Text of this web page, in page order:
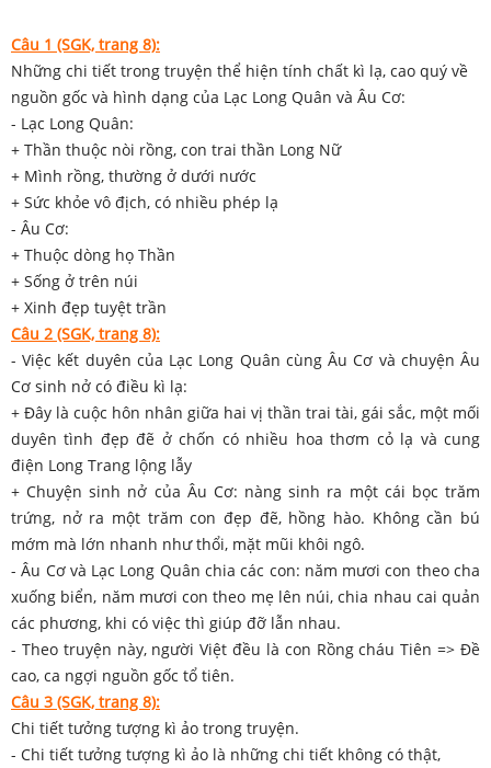
Câu 1 (SGK, trang 8):
Những chi tiết trong truyện thể hiện tính chất kì lạ, cao quý về
nguồn gốc và hình dạng của Lạc Long Quân và Âu Cơ:
- Lạc Long Quân:
+ Thần thuộc nòi rồng, con trai thần Long Nữ
+ Mình rồng, thường ở dưới nước
+ Sức khỏe vô địch, có nhiều phép lạ
- Âu Cơ:
+ Thuộc dòng họ Thần
+ Sống ở trên núi
+ Xinh đẹp tuyệt trần
Câu 2 (SGK, trang 8):
- Việc kết duyên của Lạc Long Quân cùng Âu Cơ và chuyện Âu
Cơ sinh nở có điều kì lạ:
+ Đây là cuộc hôn nhân giữa hai vị thần trai tài, gái sắc, một mối
duyên tình đẹp đẽ ở chốn có nhiều hoa thơm cỏ lạ và cung
điện Long Trang lộng lẫy
+ Chuyện sinh nở của Âu Cơ: nàng sinh ra một cái bọc trăm
trứng, nở ra một trăm con đẹp đẽ, hồng hào. Không cần bú
mớm mà lớn nhanh như thổi, mặt mũi khôi ngô.
- Âu Cơ và Lạc Long Quân chia các con: năm mươi con theo cha
xuống biển, năm mươi con theo mẹ lên núi, chia nhau cai quản
các phương, khi có việc thì giúp đỡ lẫn nhau.
- Theo truyện này, người Việt đều là con Rồng cháu Tiên => Đề
cao, ca ngợi nguồn gốc tổ tiên.
Câu 3 (SGK, trang 8):
Chi tiết tưởng tượng kì ảo trong truyện.
- Chi tiết tưởng tượng kì ảo là những chi tiết không có thật,